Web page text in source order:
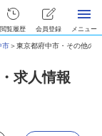
閲覧履歴 会員登録 メニュー
市＞東京都府中市・その他の
求人情報